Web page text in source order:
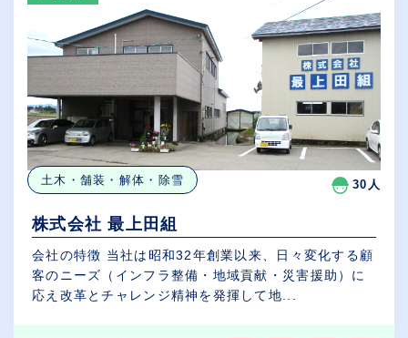
土木・舗装・解体・除雪 30人
株式会社 最上田組
会社の特徴 当社は昭和32年創業以来、日々変化する顧
客のニーズ（インフラ整備・地域貢献・災害援助）に
応え改革とチャレンジ精神を発揮して地...